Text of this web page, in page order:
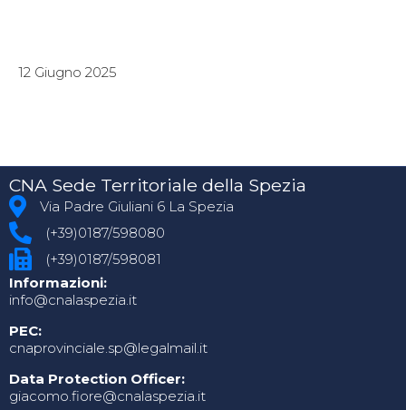
12 Giugno 2025
CNA Sede Territoriale della Spezia
Via Padre Giuliani 6 La Spezia
(+39)0187/598080
(+39)0187/598081
Informazioni:
info@cnalaspezia.it
PEC:
cnaprovinciale.sp@legalmail.it
Data Protection Officer:
giacomo.fiore@cnalaspezia.it